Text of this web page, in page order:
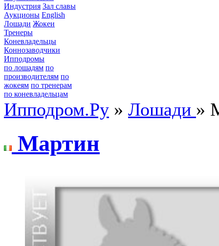
Индустрия Зал славы
Аукционы English
Лошади Жокеи
Тренеры
Коневладельцы
Коннозаводчики
Ипподромы
по лошадям по
производителям по
жокеям по тренерам
по коневладельцам
Ипподром.Ру » Лошади »
Mартин